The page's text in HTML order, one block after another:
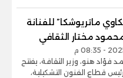
ماتريوشكا” للفنانة
مختار الثقافي
فؤاد هنو، وزير الثقافة، يفتتح
قطاع الفنون التشكيلية،